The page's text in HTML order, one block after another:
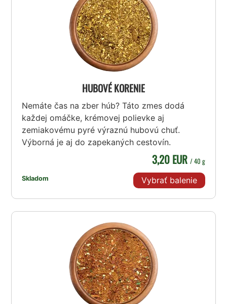
HUBOVÉ KORENIE
Nemáte čas na zber húb? Táto zmes dodá
každej omáčke, krémovej polievke aj
zemiakovému pyré výraznú hubovú chuť.
Výborná je aj do zapekaných cestovín.
Skladom
3,20 EUR / 40 g
Vybrať balenie